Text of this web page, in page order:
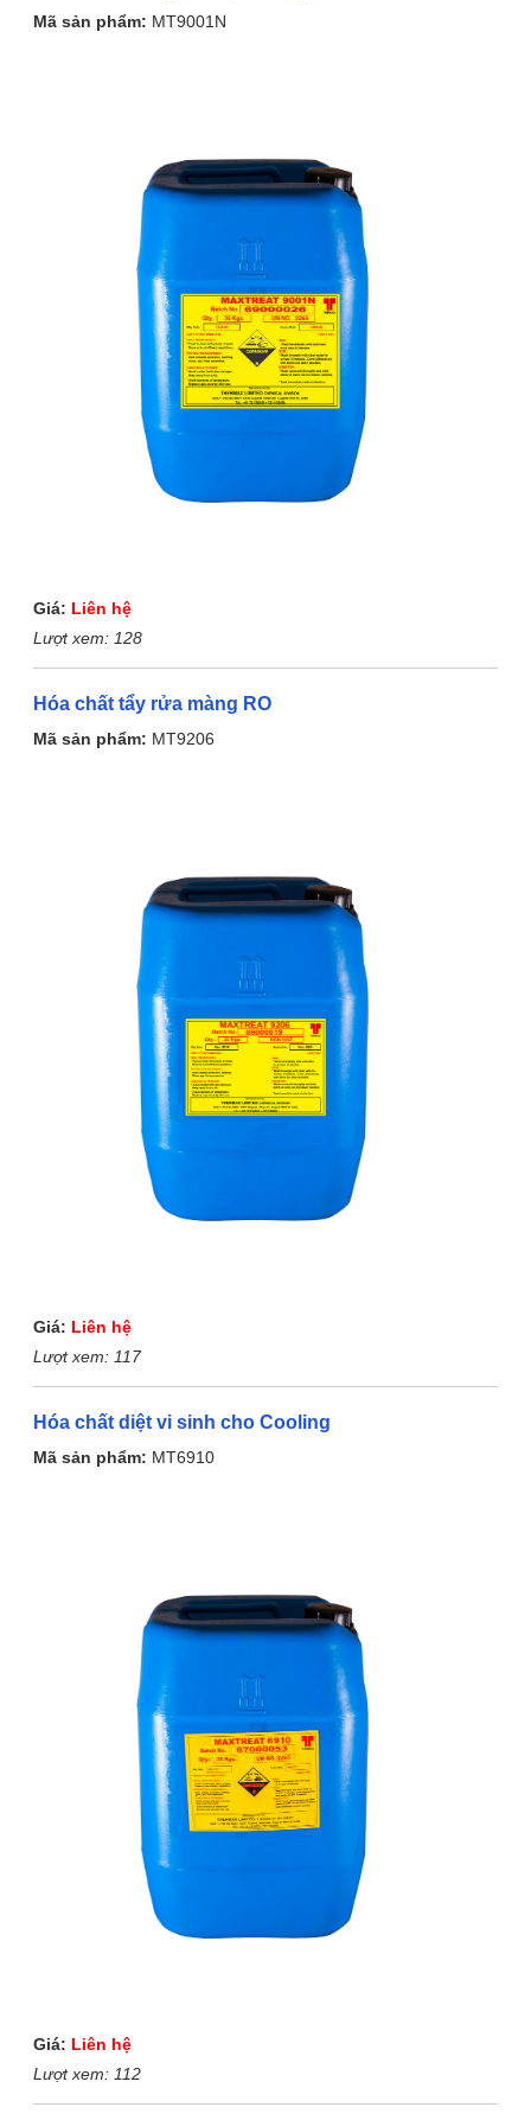
Mã sản phẩm: MT9001N
Giá: Liên hệ
Lượt xem:128
Hóa chất tẩy rửa màng RO
Mã sản phẩm: MT9206
Giá: Liên hệ
Lượt xem: 117
Hóa chất diệt vi sinh cho Cooling
Mã sản phẩm: MT6910
Giá: Liên hệ
Lượt xem: 112